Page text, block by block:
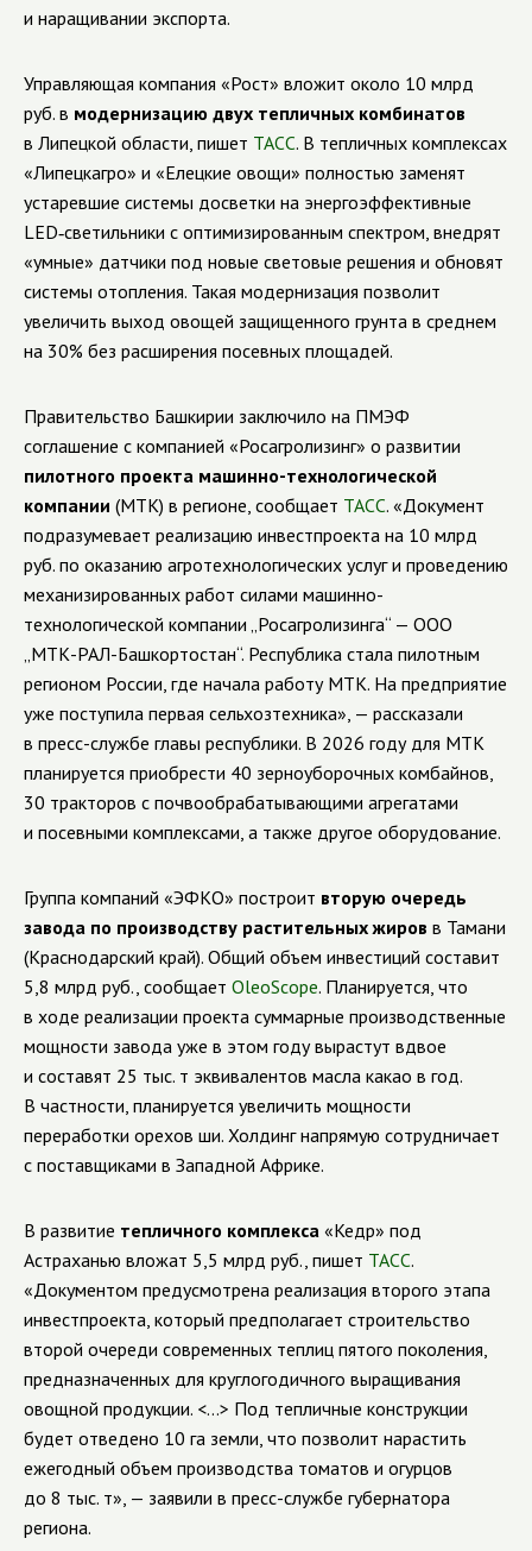
и наращивании экспорта.
Управляющая компания «Рост» вложит около 10 млрд
руб. в модернизацию двух тепличных комбинатов
в Липецкой области, пишет ТАСС. В тепличных комплексах
«Липецкагро» и «Елецкие овощи» полностью заменят
устаревшие системы досветки на энергоэффективные
LED‑светильники с оптимизированным спектром, внедрят
«умные» датчики под новые световые решения и обновят
системы отопления. Такая модернизация позволит
увеличить выход овощей защищенного грунта в среднем
на 30% без расширения посевных площадей.
Правительство Башкирии заключило на ПМЭФ
соглашение с компанией «Росагролизинг» о развитии
пилотного проекта машинно-технологической
компании (МТК) в регионе, сообщает ТАСС. «Документ
подразумевает реализацию инвестпроекта на 10 млрд
руб. по оказанию агротехнологических услуг и проведению
механизированных работ силами машинно-
технологической компании „Росагролизинга“ — ООО
„МТК-РАЛ-Башкортостан“. Республика стала пилотным
регионом России, где начала работу МТК. На предприятие
уже поступила первая сельхозтехника», — рассказали
в пресс-службе главы республики. В 2026 году для МТК
планируется приобрести 40 зерноуборочных комбайнов,
30 тракторов с почвообрабатывающими агрегатами
и посевными комплексами, а также другое оборудование.
Группа компаний «ЭФКО» построит вторую очередь
завода по производству растительных жиров в Тамани
(Краснодарский край). Общий объем инвестиций составит
5,8 млрд руб., сообщает OleoScope. Планируется, что
в ходе реализации проекта суммарные производственные
мощности завода уже в этом году вырастут вдвое
и составят 25 тыс. т эквивалентов масла какао в год.
В частности, планируется увеличить мощности
переработки орехов ши. Холдинг напрямую сотрудничает
с поставщиками в Западной Африке.
В развитие тепличного комплекса «Кедр» под
Астраханью вложат 5,5 млрд руб., пишет ТАСС.
«Документом предусмотрена реализация второго этапа
инвестпроекта, который предполагает строительство
второй очереди современных теплиц пятого поколения,
предназначенных для круглогодичного выращивания
овощной продукции. <...> Под тепличные конструкции
будет отведено 10 га земли, что позволит нарастить
ежегодный объем производства томатов и огурцов
до 8 тыс. т», — заявили в пресс-службе губернатора
региона.